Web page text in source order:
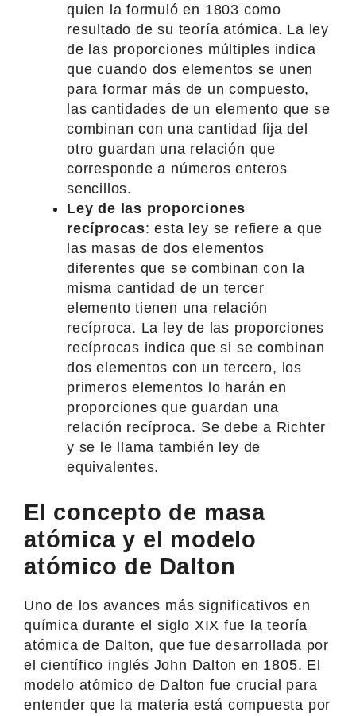
quien la formuló en 1803 como
resultado de su teoría atómica. La ley
de las proporciones múltiples indica
que cuando dos elementos se unen
para formar más de un compuesto,
las cantidades de un elemento que se
combinan con una cantidad fija del
otro guardan una relación que
corresponde a números enteros
sencillos.
Ley de las proporciones
recíprocas: esta ley se refiere a que
las masas de dos elementos
diferentes que se combinan con la
misma cantidad de un tercer
elemento tienen una relación
recíproca. La ley de las proporciones
recíprocas indica que si se combinan
dos elementos con un tercero, los
primeros elementos lo harán en
proporciones que guardan una
relación recíproca. Se debe a Richter
y se le llama también ley de
equivalentes.
El concepto de masa
atómica y el modelo
atómico de Dalton
Uno de los avances más significativos en
química durante el siglo XIX fue la teoría
atómica de Dalton, que fue desarrollada por
el científico inglés John Dalton en 1805. El
modelo atómico de Dalton fue crucial para
entender que la materia está compuesta por